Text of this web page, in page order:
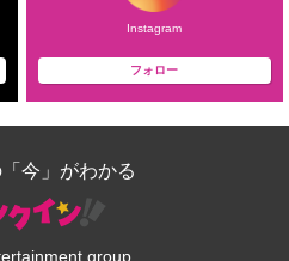
Instagram
フォロー
今」がわかる
group